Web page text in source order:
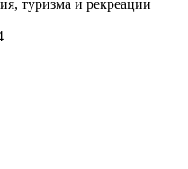
туризма и рекреации